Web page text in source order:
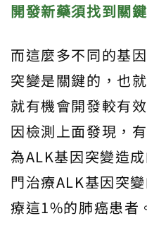
開發新藥須找到關
而這麼多不同的基
突變是關鍵的，也
就有機會開發較有
因檢測上面發現，
為ALK基因突變造
門治療ALK基因突
療這1%的肺癌患者